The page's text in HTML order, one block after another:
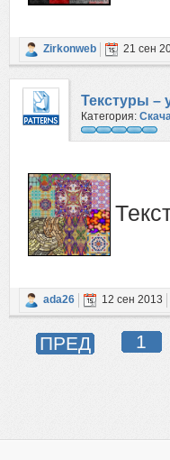
Zirkonweb 21 сен
Текстуры –
Категория:
ada26 12 сен 2013
ПРЕД 1